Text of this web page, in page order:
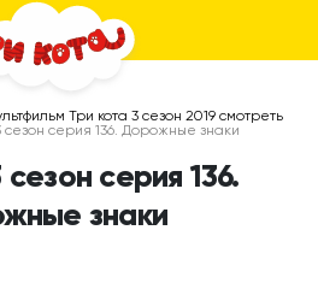
Три кота 3 сезон 2019 смотреть
сезон серия 136. Дорожные знаки
серия 136.
знаки